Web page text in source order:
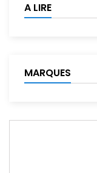
A LIRE
MARQUES